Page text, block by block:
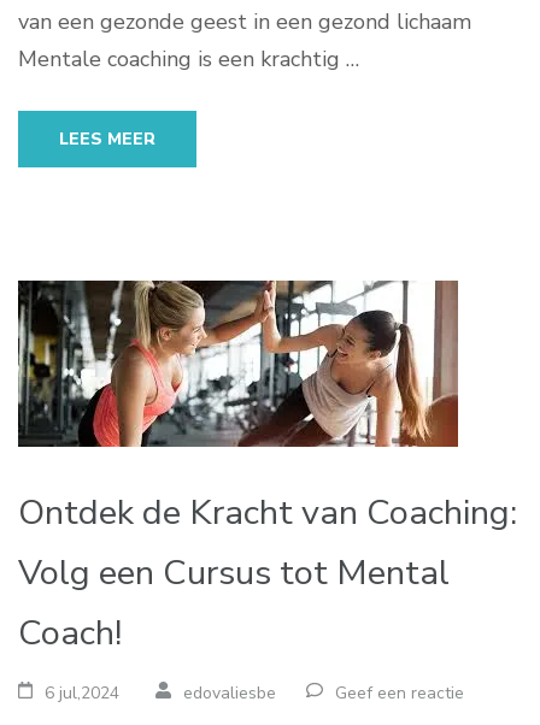
van een gezonde geest in een gezond lichaam
Mentale coaching is een krachtig …
LEES MEER
Ontdek de Kracht van Coaching:
Volg een Cursus tot Mental
Coach!
6 jul,2024 edovaliesbe Geef een reactie